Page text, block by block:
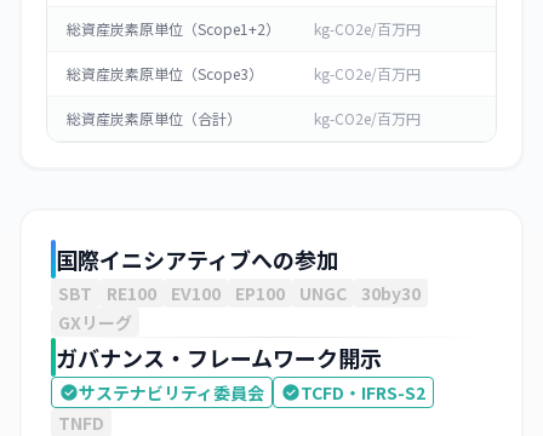
総資産炭素原単位（Scope1+2） kg-CO2e/百万円
総資産炭素原単位（Scope3） kg-CO2e/百万円
総資産炭素原単位（合計） kg-CO2e/百万円
国際イニシアティブへの参加
SBT RE100 EV100 EP100 UNGC 30by30
GXリーグ
ガバナンス・フレームワーク開示
サステナビリティ委員会
TCFD・IFRS-S2
TNFD